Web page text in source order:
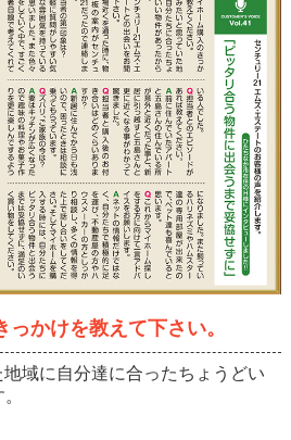
かけを教えて下さい。
域に自分達に合ったちょうどい